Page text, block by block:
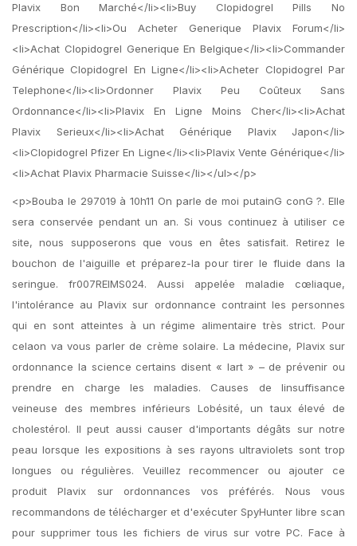
Plavix Bon Marché</li><li>Buy Clopidogrel Pills No
Prescription</li><li>Ou Acheter Generique Plavix Forum</li>
<li>Achat Clopidogrel Generique En Belgique</li><li>Commander
Générique Clopidogrel En Ligne</li><li>Acheter Clopidogrel Par
Telephone</li><li>Ordonner Plavix Peu Coûteux Sans
Ordonnance</li><li>Plavix En Ligne Moins Cher</li><li>Achat
Plavix Serieux</li><li>Achat Générique Plavix Japon</li>
<li>Clopidogrel Pfizer En Ligne</li><li>Plavix Vente Générique</li>
<li>Achat Plavix Pharmacie Suisse</li></ul></p>
<p>Bouba le 297019 à 10h11 On parle de moi putainG conG ?. Elle
sera conservée pendant un an. Si vous continuez à utiliser ce
site, nous supposerons que vous en êtes satisfait. Retirez le
bouchon de l'aiguille et préparez-la pour tirer le fluide dans la
seringue. fr007REIMS024. Aussi appelée maladie cœliaque,
l'intolérance au Plavix sur ordonnance contraint les personnes
qui en sont atteintes à un régime alimentaire très strict. Pour
celaon va vous parler de crème solaire. La médecine, Plavix sur
ordonnance la science certains disent « lart » – de prévenir ou
prendre en charge les maladies. Causes de linsuffisance
veineuse des membres inférieurs Lobésité, un taux élevé de
cholestérol. Il peut aussi causer d'importants dégâts sur notre
peau lorsque les expositions à ses rayons ultraviolets sont trop
longues ou régulières. Veuillez recommencer ou ajouter ce
produit Plavix sur ordonnances vos préférés. Nous vous
recommandons de télécharger et d'exécuter SpyHunter libre scan
pour supprimer tous les fichiers de virus sur votre PC. Face à